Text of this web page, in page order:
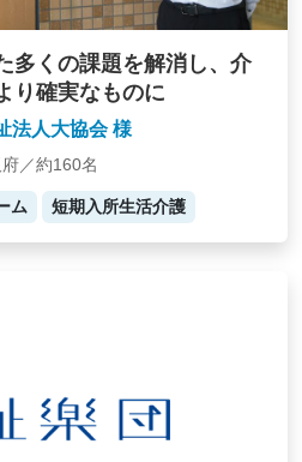
多くの課題を解消し、介
り確実なものに
法人大協会 様
／約160名
ム 短期入所生活介護